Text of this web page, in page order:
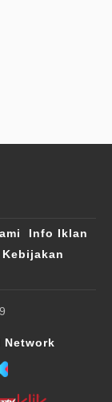
Info Iklan
Network